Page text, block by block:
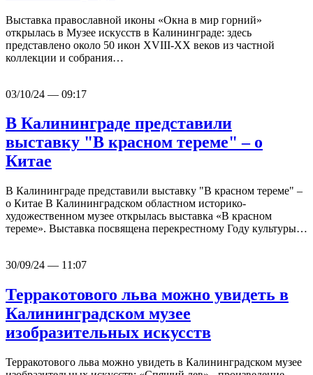
Выставка православной иконы «Окна в мир горний»
открылась в Музее искусств в Калининграде: здесь
представлено около 50 икон XVIII-XX веков из частной
коллекции и собрания…
03/10/24 — 09:17
В Калининграде представили
выставку "В красном тереме" – о
Китае
В Калининграде представили выставку "В красном тереме" –
о Китае В Калининградском областном историко-
художественном музее открылась выставка «В красном
тереме». Выставка посвящена перекрестному Году культуры…
30/09/24 — 11:07
Терракотового льва можно увидеть в
Калининградском музее
изобразительных искусств
Терракотового льва можно увидеть в Калининградском музее